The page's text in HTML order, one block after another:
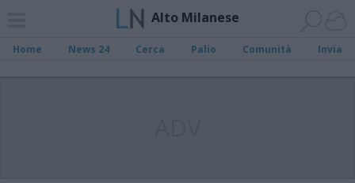
Alto Milanese
Home News 24 Cerca Palio Comunità Invia